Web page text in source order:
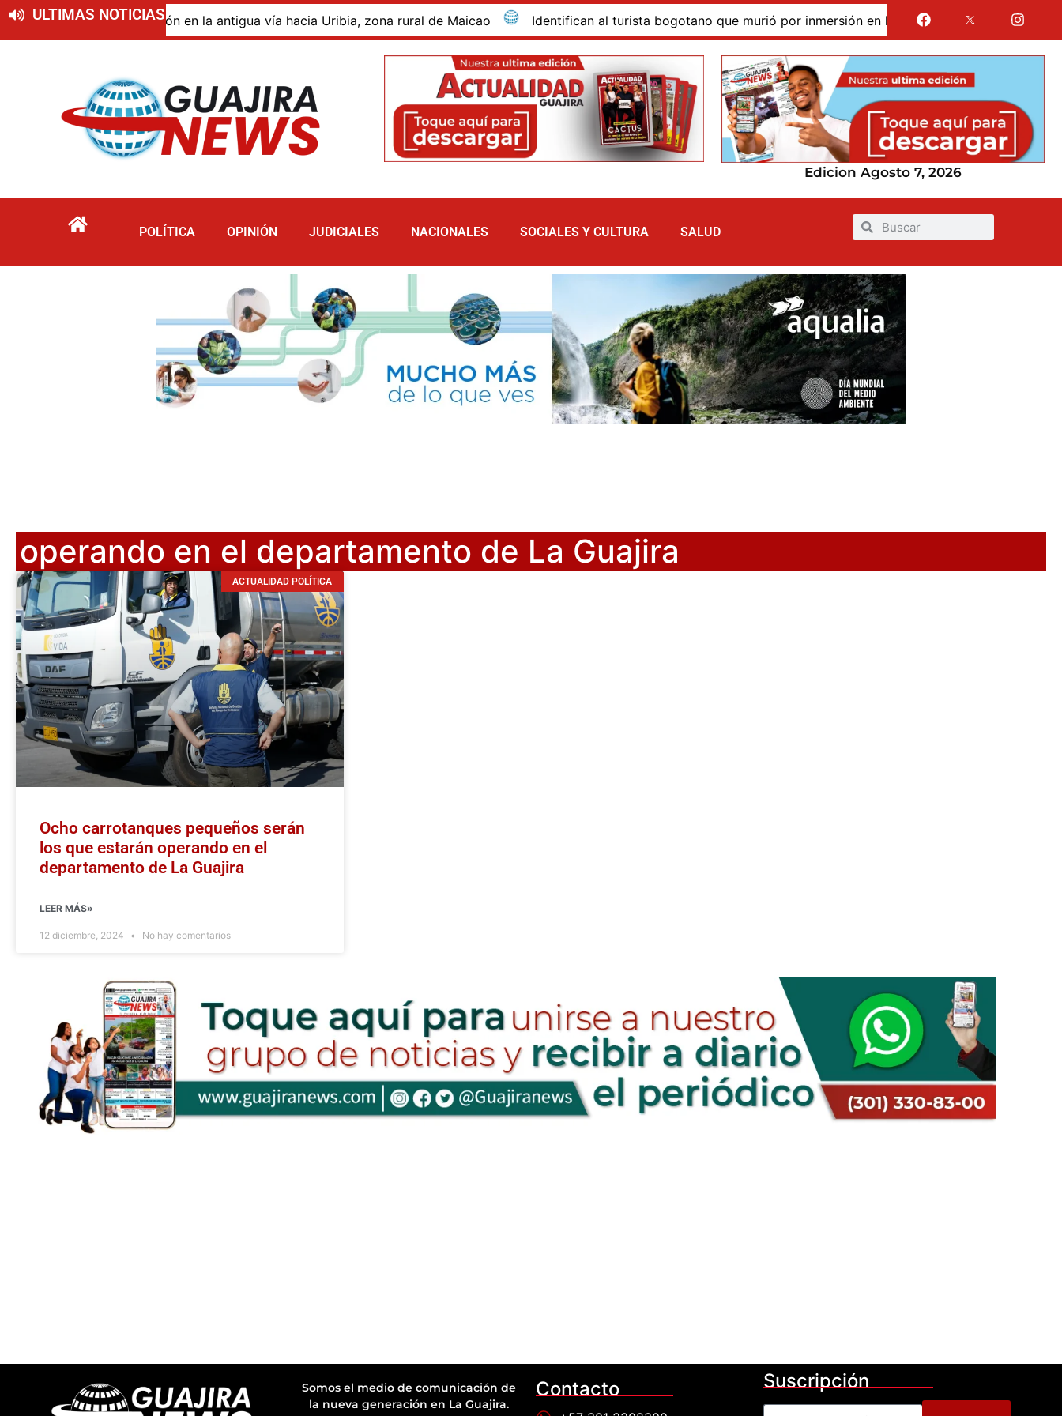
ULTIMAS NOTICIAS
de descomposición en la antigua vía hacia Uribia, zona rural de Maicao Identifican al turista bogotano que murió por inmersión en las dunas de Taroa; su cuerpo
Edicion Agosto 7, 2026
POLÍTICA OPINIÓN JUDICIALES NACIONALES SOCIALES Y CULTURA SALUD
operando en el departamento de La Guajira
ACTUALIDAD POLÍTICA
Ocho carrotanques pequeños serán
los que estarán operando en el
departamento de La Guajira
LEER MÁS»
12 diciembre, 2024 No hay comentarios
Somos el medio de comunicación de
la nueva generación en La Guajira.
Contacto Suscripción